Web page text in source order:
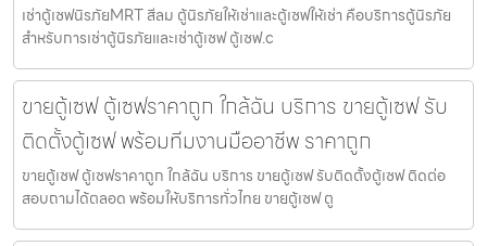
เช่าตู้เซฟนิรภัยMRT สีลม ตู้นิรภัยให้เช่าและตู้เซฟให้เช่า คือบริการตู้นิรภัย
สำหรับการเช่าตู้นิรภัยและเช่าตู้เซฟ ตู้เซฟ.c
ขายตู้เซฟ ตู้เซฟราคาถูก ใกล้ฉัน บริการ ขายตู้เซฟ รับ
ติดตั้งตู้เซฟ พร้อมทีมงานมืออาชีพ ราคาถูก
ขายตู้เซฟ ตู้เซฟราคาถูก ใกล้ฉัน บริการ ขายตู้เซฟ รับติดตั้งตู้เซฟ ติดต่อ
สอบถามได้ตลอด พร้อมให้บริการทั่วไทย ขายตู้เซฟ ตู